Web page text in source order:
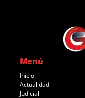
Menú
Inicio
Actualidad
Judicial